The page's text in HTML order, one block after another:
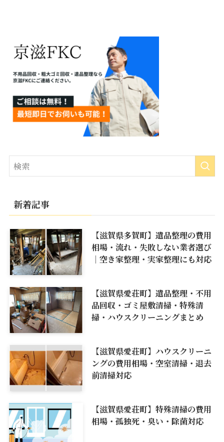
新着記事
【滋賀県多賀町】遺品整理の費用
相場・流れ・失敗しない業者選び
｜空き家整理・実家整理にも対応
【滋賀県愛荘町】遺品整理・不用
品回収・ゴミ屋敷清掃・特殊清
掃・ハウスクリーニングまとめ
【滋賀県愛荘町】ハウスクリーニ
ングの費用相場・空室清掃・退去
前清掃対応
【滋賀県愛荘町】特殊清掃の費用
相場・孤独死・臭い・除菌対応